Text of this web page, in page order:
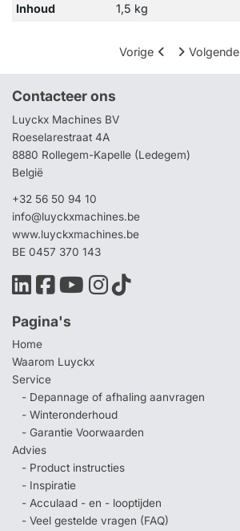
Inhoud
1,5 kg
Vorige Volgende
Contacteer ons
Luyckx Machines BV
Roeselarestraat 4A
8880 Rollegem-Kapelle (Ledegem)
België
+32 56 50 94 10
info@luyckxmachines.be
www.luyckxmachines.be
BE 0457 370 143
Pagina's
Home
Waarom Luyckx
Service
- Depannage of afhaling aanvragen
- Winteronderhoud
- Garantie Voorwaarden
Advies
- Product instructies
- Inspiratie
- Acculaad - en - looptijden
- Veel gestelde vragen (FAQ)